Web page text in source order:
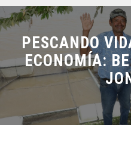
PESCANDO
ECONOMÍA: